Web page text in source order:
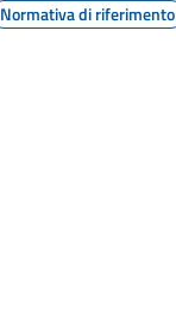
Normativa di riferimento